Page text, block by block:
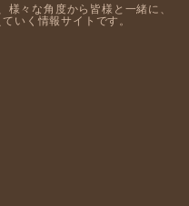
々な角度から皆様と一緒に、
いく情報サイトです。